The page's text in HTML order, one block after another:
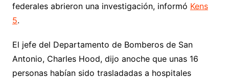
federales abrieron una investigación, informó Kens
5.
El jefe del Departamento de Bomberos de San
Antonio, Charles Hood, dijo anoche que unas 16
personas habían sido trasladadas a hospitales